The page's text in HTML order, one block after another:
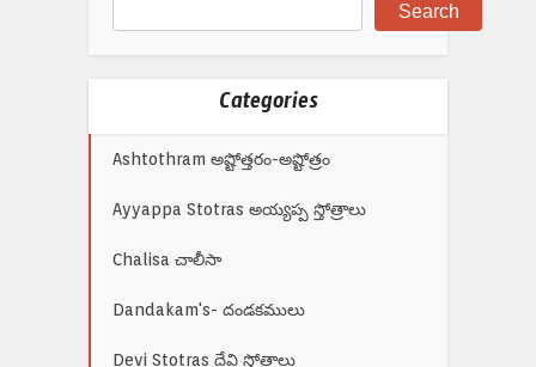
Search
Categories
Ashtothram అష్టోత్తరం-అష్టోత్రం
Ayyappa Stotras అయ్యప్ప స్తోత్రాలు
Chalisa చాలీసా
Dandakam's- దండకములు
Devi Stotras దేవి స్తోత్రాలు